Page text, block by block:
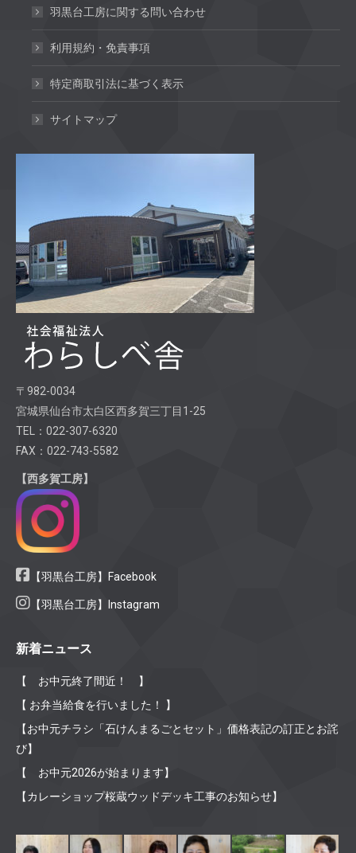
羽黒台工房に関する問い合わせ
利用規約・免責事項
特定商取引法に基づく表示
サイトマップ
〒982-0034
宮城県仙台市太白区西多賀三丁目1-25
TEL：022-307-6320
FAX：022-743-5582
【西多賀工房】
【羽黒台工房】Facebook
【羽黒台工房】Instagram
新着ニュース
【 お中元終了間近！ 】
【 お弁当給食を行いました！ 】
【お中元チラシ「石けんまるごとセット」価格表記の訂正とお詫
び】
【 お中元2026が始まります】
【カレーショップ桜蔵ウッドデッキ工事のお知らせ】